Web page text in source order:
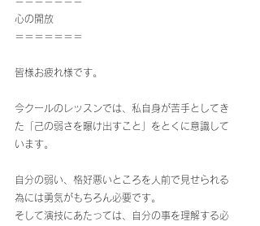
心の開放
＝＝＝＝＝＝＝
皆様お疲れ様です。
今クールのレッスンでは、私自身が苦手としてき
た「己の弱さを曝け出すこと」をとくに意識して
います。
自分の弱い、格好悪いところを人前で見せられる
為には勇気がもちろん必要です。
そして演技にあたっては、自分の事を理解する必